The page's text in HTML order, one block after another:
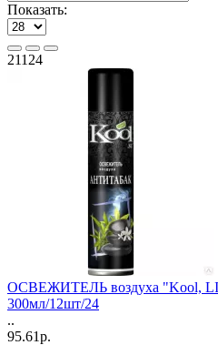
Показать:
21124
ОСВЕЖИТЕЛЬ воздуха "Kool,
300мл/12шт/24
..
95.61р.